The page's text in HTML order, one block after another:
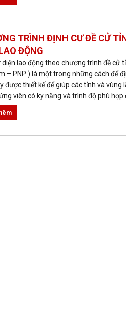
TRÌNH ĐỊNH CƯ ĐỀ CỬ
ĐỘNG
lao động theo chương trình đề cử
– PNP ) là một trong những cách để
được thiết kế để giúp các tỉnh và vùng
viên có ky năng và trình độ phù hợp